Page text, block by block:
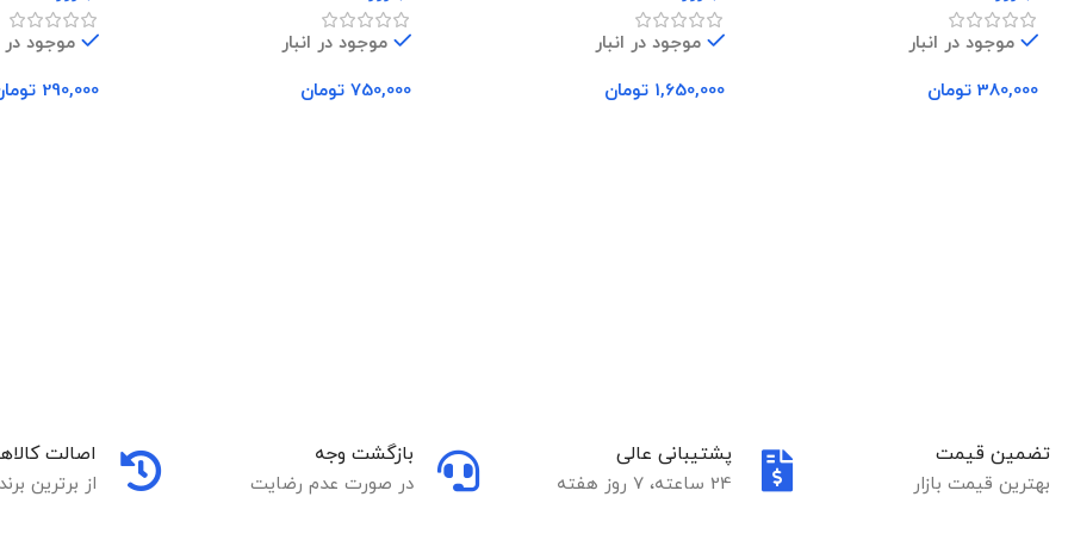
موجود در انبار
380,000 تومان
موجود در انبار
1,650,000 تومان
موجود در انبار
750,000 تومان
موجود در
290,000
تضمین قیمت
بهترین قیمت بازار
پشتیبانی عالی
24 ساعته، 7 روز هفته
بازگشت وجه
در صورت عدم رضایت
اصالت
از برترین